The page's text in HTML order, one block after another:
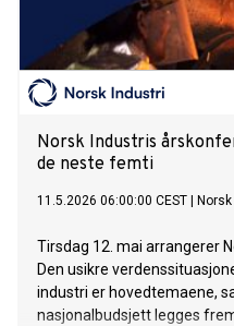
Norsk Industris
de neste femti
11.5.2026 06:00:00 CEST
Tirsdag 12. mai arrangerer
Den usikre
industri er hovedtemaene,
nasjonalbudsjett legges